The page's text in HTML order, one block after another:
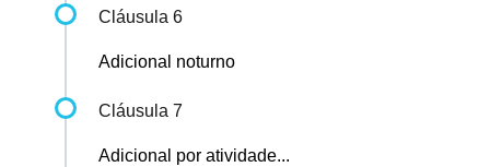
Cláusula 6
Adicional noturno
Cláusula 7
Adicional por atividade...